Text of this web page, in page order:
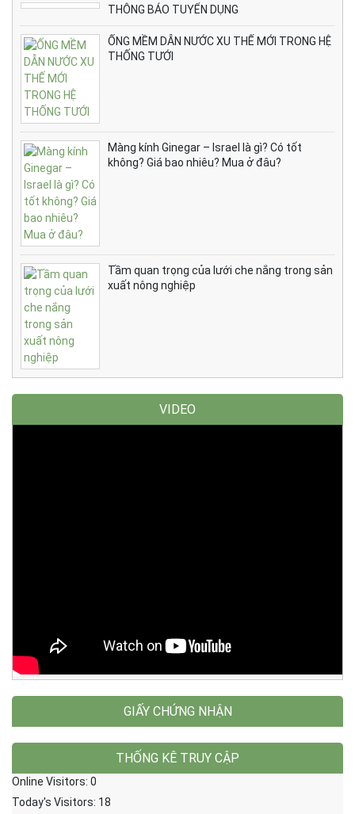
THÔNG BÁO TUYỂN DỤNG
ỐNG MỀM DẪN NƯỚC XU THẾ MỚI TRONG HỆ
THỐNG TƯỚI
Màng kính Ginegar – Israel là gì? Có tốt
không? Giá bao nhiêu? Mua ở đâu?
Tầm quan trọng của lưới che nắng trong sản
xuất nông nghiệp
VIDEO
GIẤY CHỨNG NHẬN
THỐNG KÊ TRUY CẬP
Online Visitors: 0
Today's Visitors: 18